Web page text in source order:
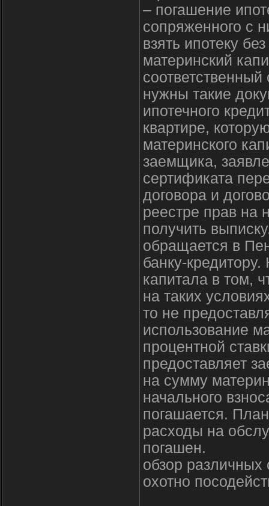
– погашение
сопряженного с
взять ипотеку
материнский
нужны такие
ипотечного
квартире,
материнского
заемщика,
сертификата
договора и
реестре прав на
получить
обращается в
банку-
капитала в том,
на таких
то не
использование
процентной
предоставляет
на сумму
начального
погашается.
расходы на
погашен.
обзор
охотно